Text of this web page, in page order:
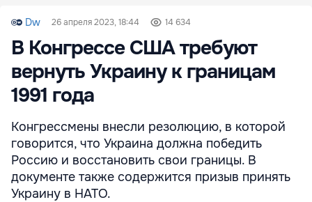
Dw 26 апреля 2023, 18:44 14 634
В Конгрессе США требуют
вернуть Украину к границам
1991 года
Конгрессмены внесли резолюцию, в которой
говорится, что Украина должна победить
Россию и восстановить свои границы. В
документе также содержится призыв принять
Украину в НАТО.